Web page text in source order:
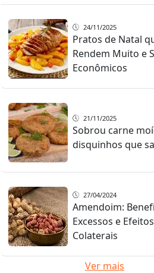
24/11/2025
Pratos de Natal
Rendem Muito e
Econômicos
21/11/2025
Sobrou carne
disquinhos que
27/04/2024
Amendoim:
Excessos e Efeitos
Colaterais
Ver mais